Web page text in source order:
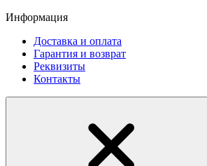
Информация
Доставка и оплата
Гарантия и возврат
Реквизиты
Контакты